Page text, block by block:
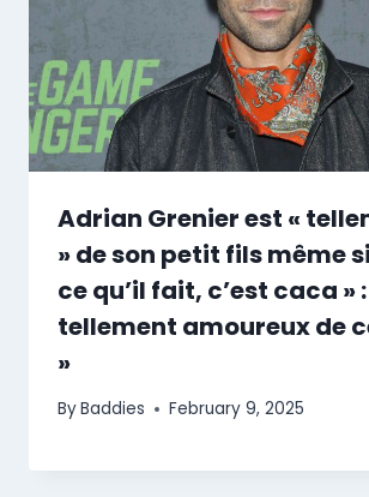
Adrian Grenier est «
» de son petit fils même
ce qu’il fait, c’est caca »
tellement amoureux de
»
ByBaddies February 9, 2025